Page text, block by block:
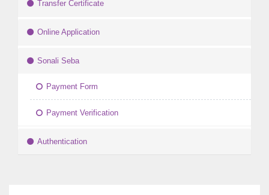
Transfer Certificate
Online Application
Sonali Seba
Payment Form
Payment Verification
Authentication